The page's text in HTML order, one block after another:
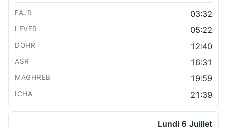
03:32
05:22
12:40
16:31
19:59
21:39
Lundi 6 Juillet